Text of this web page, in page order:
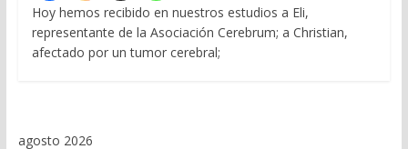
Hoy hemos recibido en nuestros estudios a Eli,
representante de la Asociación Cerebrum; a Christian,
afectado por un tumor cerebral;
agosto 2026